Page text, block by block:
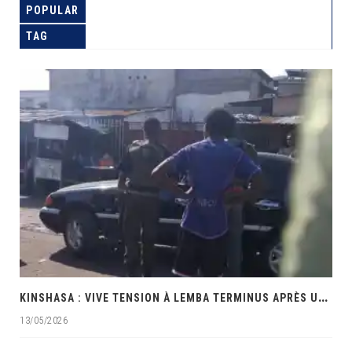
POPULAR
TAG
K
INSHASA : VIVE TENSION À LEMBA TERMINUS APRÈS UNE INTERVENTION MUSCLÉE DES PRÉSUMÉS POLICIERS
13/05/2026